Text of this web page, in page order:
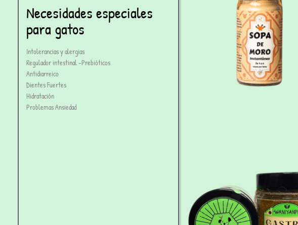
Necesidades especiales
para gatos
Intolerancias y alergias
Regulador intestinal -Prebióticos
Antidiarreico
Dientes Fuertes
Hidratación
Problemas Ansiedad